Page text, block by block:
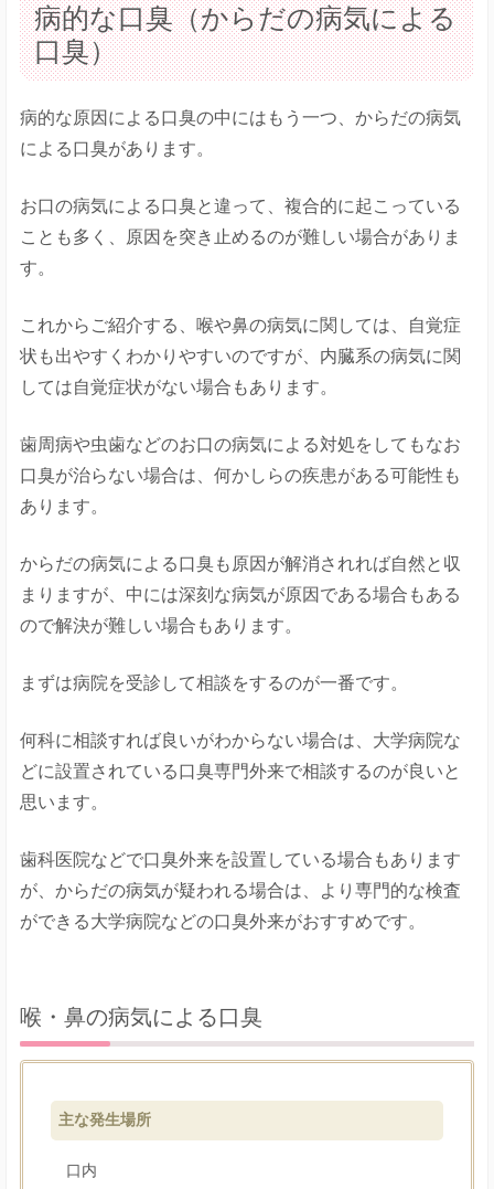
病的な口臭（からだの病気による
口臭）
病的な原因による口臭の中にはもう一つ、からだの病気
による口臭があります。
お口の病気による口臭と違って、複合的に起こっている
ことも多く、原因を突き止めるのが難しい場合がありま
す。
これからご紹介する、喉や鼻の病気に関しては、自覚症
状も出やすくわかりやすいのですが、内臓系の病気に関
しては自覚症状がない場合もあります。
歯周病や虫歯などのお口の病気による対処をしてもなお
口臭が治らない場合は、何かしらの疾患がある可能性も
あります。
からだの病気による口臭も原因が解消されれば自然と収
まりますが、中には深刻な病気が原因である場合もある
ので解決が難しい場合もあります。
まずは病院を受診して相談をするのが一番です。
何科に相談すれば良いがわからない場合は、大学病院な
どに設置されている口臭専門外来で相談するのが良いと
思います。
歯科医院などで口臭外来を設置している場合もあります
が、からだの病気が疑われる場合は、より専門的な検査
ができる大学病院などの口臭外来がおすすめです。
喉・鼻の病気による口臭
主な発生場所
口内